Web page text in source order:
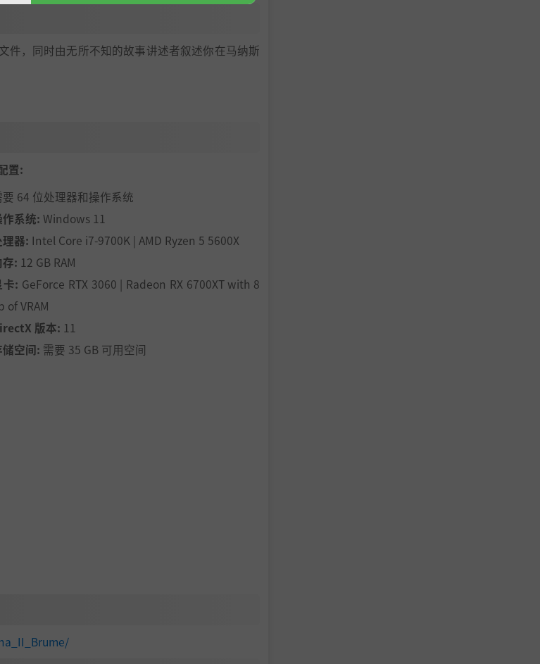
件，同时由无所不知的故事讲述者叙述你在马纳斯
置:
要 64 位处理器和操作系统
作系统: Windows 11
理器: Intel Core i7-9700K | AMD Ryzen 5 5600X
存: 12 GB RAM
卡: GeForce RTX 3060 | Radeon RX 6700XT with 8
of VRAM
版本: 11
储空间: 需要 35 GB 可用空间